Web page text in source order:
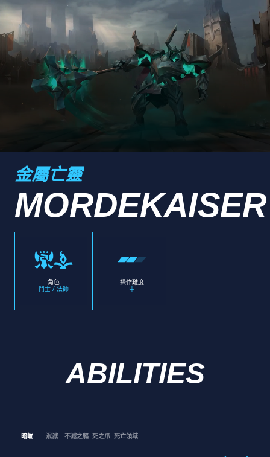
金屬亡靈
MORDEKAISER
角色
鬥士 / 法師
操作難度
中
ABILITIES
暗崛 泯滅 不滅之軀 死之爪 死亡領域